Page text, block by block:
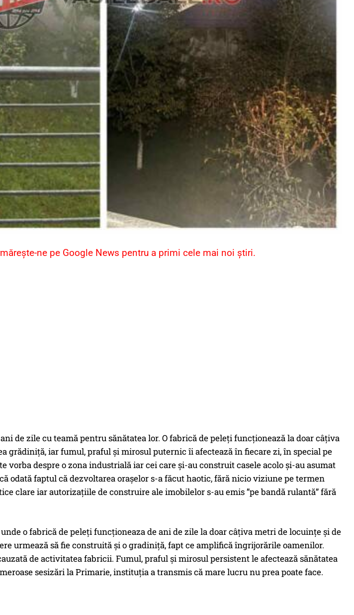
ne pe Google News pentru a primi cele mai noi știri.
de zile cu teamă pentru sănătatea lor. O fabrică de peleți funcționează la doar câțiva
grădiniță, iar fumul, praful și mirosul puternic îi afectează în fiecare zi, în special pe
vorba despre o zona industrială iar cei care și-au construit casele acolo și-au asumat
odată faptul că dezvoltarea orașelor s-a făcut haotic, fără nicio viziune pe termen
clare iar autorizațiile de construire ale imobilelor s-au emis ”pe bandă rulantă” fără
o fabrică de peleți funcționeaza de ani de zile la doar câțiva metri de locuințe și de
urmează să fie construită și o gradiniță, fapt ce amplifică îngrijorările oamenilor.
de activitatea fabricii. Fumul, praful și mirosul persistent le afectează sănătatea
sesizări la Primarie, instituția a transmis că mare lucru nu prea poate face.